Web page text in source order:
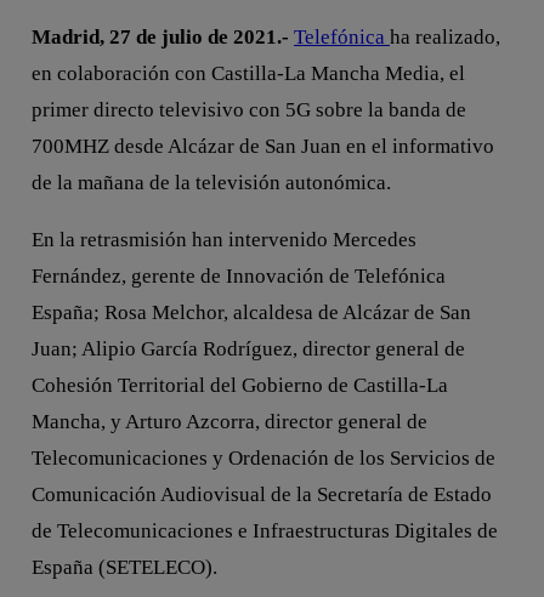
Madrid, 27 de julio de 2021.- Telefónica ha realizado,
en colaboración con Castilla-La Mancha Media, el
primer directo televisivo con 5G sobre la banda de
700MHZ desde Alcázar de San Juan en el informativo
de la mañana de la televisión autonómica.
En la retrasmisión han intervenido Mercedes
Fernández, gerente de Innovación de Telefónica
España; Rosa Melchor, alcaldesa de Alcázar de San
Juan; Alipio García Rodríguez, director general de
Cohesión Territorial del Gobierno de Castilla-La
Mancha, y Arturo Azcorra, director general de
Telecomunicaciones y Ordenación de los Servicios de
Comunicación Audiovisual de la Secretaría de Estado
de Telecomunicaciones e Infraestructuras Digitales de
España (SETELECO).